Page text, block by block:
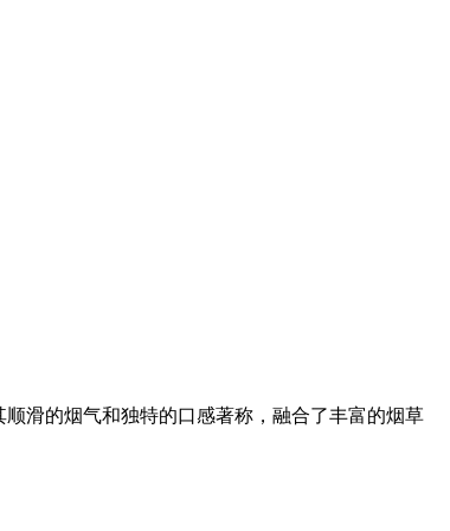
滑的烟气和独特的口感著称，融合了丰富的烟草